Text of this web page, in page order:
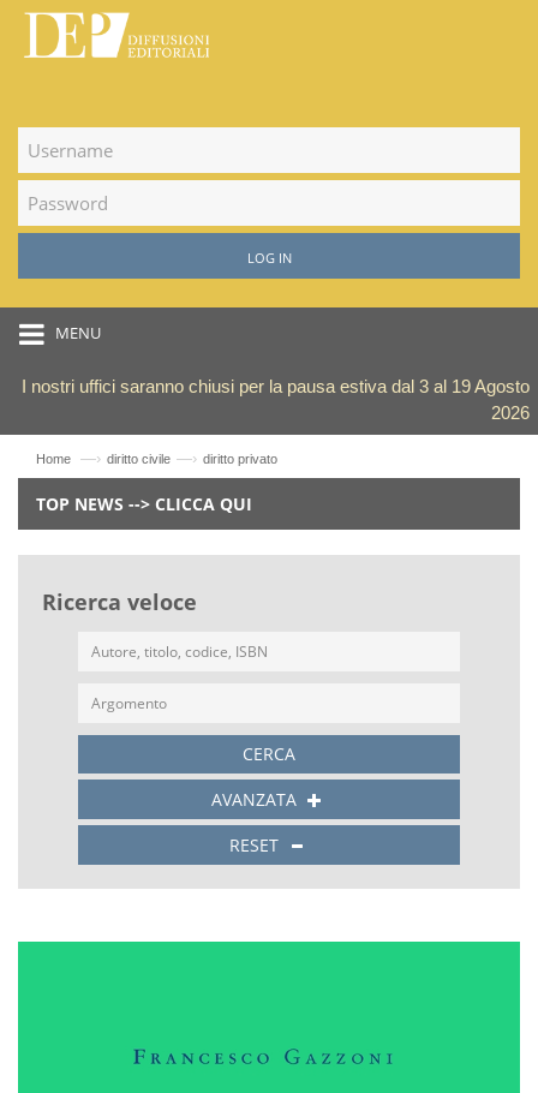
LOG IN
MENU
I nostri uffici saranno chiusi per la pausa estiva dal 3 al 19 Agosto
2026
Home —› diritto civile —› diritto privato
TOP NEWS --> CLICCA QUI
Ricerca veloce
CERCA
AVANZATA
RESET